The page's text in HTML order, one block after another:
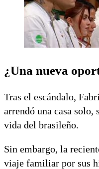
¿Una nueva
Tras el escándalo,
arrendó una casa
vida del brasileño.
Sin embargo, la
viaje familiar por sus